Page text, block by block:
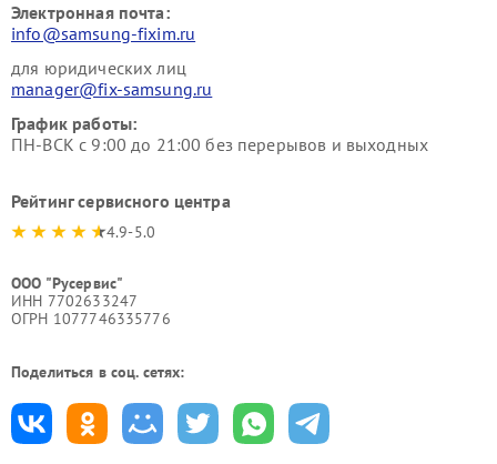
Электронная почта:
info@samsung-fixim.ru
для юридических лиц
manager@fix-samsung.ru
График работы:
ПН-ВСК с 9:00 до 21:00 без перерывов и выходных
Рейтинг сервисного центра
4.9-5.0
ООО "Русервис"
ИНН 7702633247
ОГРН 1077746335776
Поделиться в соц. сетях: